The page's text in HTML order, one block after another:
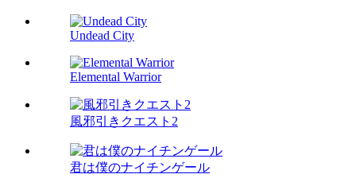
Undead City
Elemental Warrior
風邪引きクエスト2
君は僕のナイチンゲール